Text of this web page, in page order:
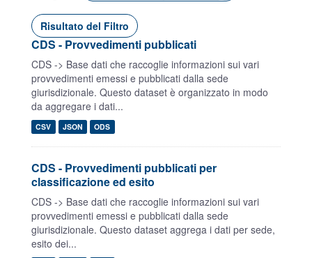
Risultato del Filtro
CDS - Provvedimenti pubblicati
CDS -> Base dati che raccoglie informazioni sui vari
provvedimenti emessi e pubblicati dalla sede
giurisdizionale. Questo dataset è organizzato in modo
da aggregare i dati...
CSV JSON ODS
CDS - Provvedimenti pubblicati per
classificazione ed esito
CDS -> Base dati che raccoglie informazioni sui vari
provvedimenti emessi e pubblicati dalla sede
giurisdizionale. Questo dataset aggrega i dati per sede,
esito dei...